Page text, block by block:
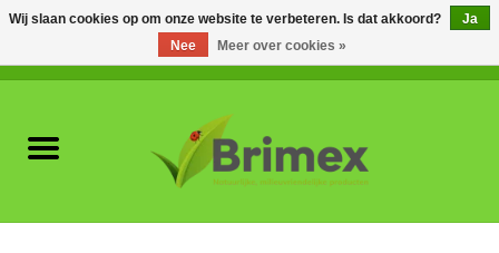
Wij slaan cookies op om onze website te verbeteren. Is dat akkoord?
Ja
Nee
Meer over cookies »